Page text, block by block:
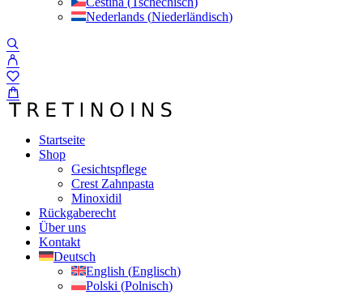
Nederlands (Niederländisch)
Startseite
Shop
Gesichtspflege
Crest Zahnpasta
Minoxidil
Rückgaberecht
Über uns
Kontakt
Deutsch
English (Englisch)
Polski (Polnisch)